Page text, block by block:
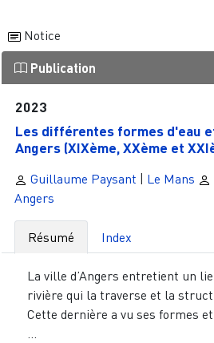
Notice
Publication
2023
Les différentes formes d'eau
Angers (XIXème, XXème et
Guillaume Paysant Le Mans
Angers
Résumé Index
La ville d’Angers entretient un
rivière qui la traverse et la
Cette dernière a vu ses formes
...